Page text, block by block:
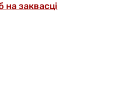
на заквасці